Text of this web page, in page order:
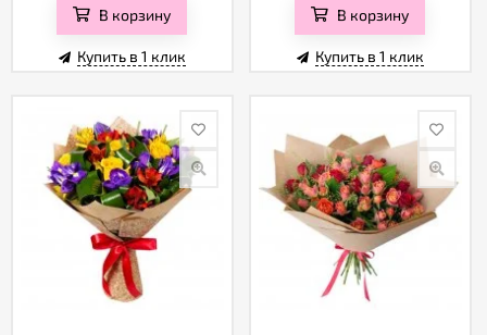
В корзину
Купить в 1 клик
В корзину
Купить в 1 клик